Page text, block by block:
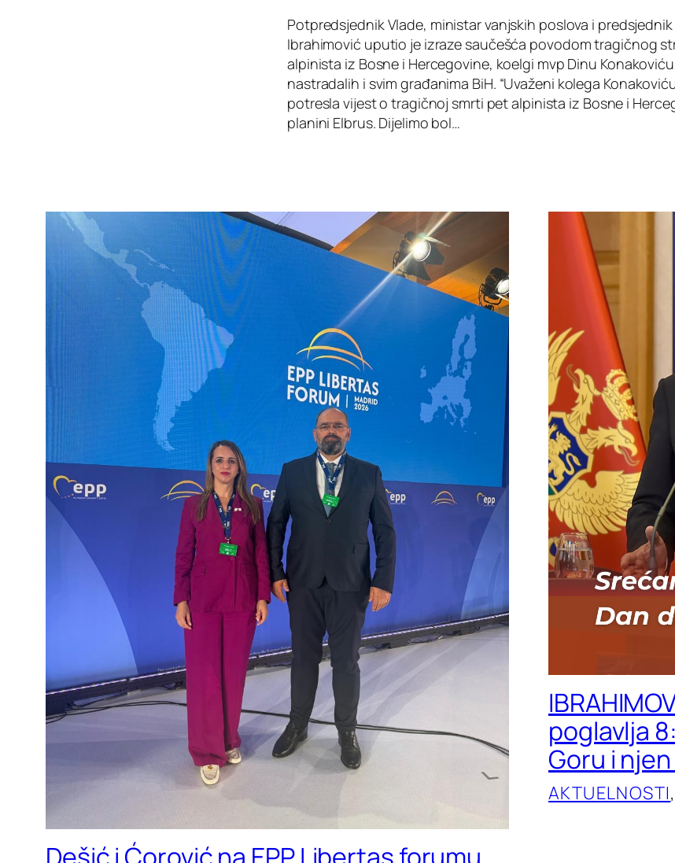
Potpredsjednik Vlade, ministar vanjskih poslova i predsjednik
Ibrahimović uputio je izraze saučešća povodom tragičnog
alpinista iz Bosne i Hercegovine, koelgi mvp Dinu
nastradalih i svim građanima BiH. “Uvaženi kolega
potresla vijest o tragičnoj smrti pet alpinista iz Bosne i
planini Elbrus. Dijelimo bol…
poglavlja
Goru i
AKTUELNOSTI,